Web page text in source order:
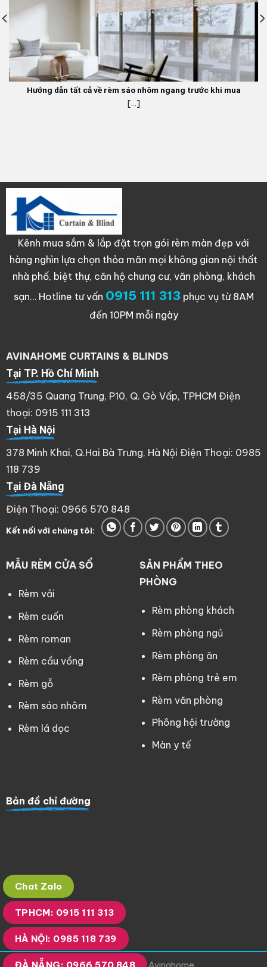
Hướng dẫn tất cả về rèm sáo nhôm ngang trước khi mua
[...]
Kênh mua sắm & lắp đặt trọn gói rèm màn đẹp với
hàng nghìn lựa chọn thỏa mãn mọi không gian nội thất
nhà phố, biệt thự, căn hộ chung cư, văn phòng, khách
sạn… Hotline tư vấn 0915 111 313phục vụ từ 8AM
đến 10PM mỗi ngày
AVINAHOME CURTAINS & BLINDS
Tại TP. Hồ Chí Minh
458/35 Quang Trung, P10, Q. Gò Vấp, TPHCM Điện
thoại: 0915 111 313
Tại Hà Nội
378 Minh Khai, Q.Hai Bà Trưng, Hà Nội Điện Thoại: 0985
118 739
Tại Đà Nẵng
Điện Thoại: 0966 570 848
Kết nối với chúng tôi:
MẪU RÈM CỬA SỔ
Rèm vải
Rèm cuốn
Rèm roman
Rèm cầu vồng
Rèm gỗ
Rèm sáo nhôm
Rèm lá dọc
SẢN PHẨM THEO
PHÒNG
Rèm phòng khách
Rèm phòng ngủ
Rèm phòng ăn
Rèm phòng trẻ em
Rèm văn phòng
Phông hội trường
Màn y tế
Bản đồ chỉ đường
Chat Zalo
TPHCM: 0915 111 313
HÀ NỘI: 0985 118 739